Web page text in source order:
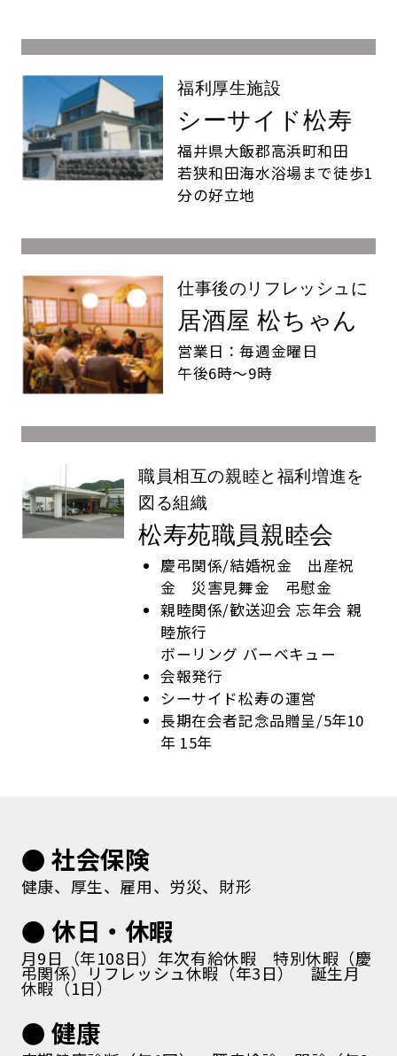
福利厚生施設
シーサイド松寿
福井県大飯郡高浜町和田
若狭和田海水浴場まで徒歩1
分の好立地
仕事後のリフレッシュに
居酒屋 松ちゃん
営業日：毎週金曜日
午後6時〜9時
職員相互の親睦と福利増進を
図る組織
松寿苑職員親睦会
慶弔関係/結婚祝金 出産祝
金 災害見舞金 弔慰金
親睦関係/歓送迎会 忘年会 親
睦旅行
ボーリング バーベキュー
会報発行
シーサイド松寿の運営
長期在会者記念品贈呈/5年10
年 15年
● 社会保険
健康、厚生、雇用、労災、財形
● 休日・休暇
月9日（年108日）年次有給休暇 特別休暇（慶
弔関係）リフレッシュ休暇（年3日） 誕生月
休暇（1日）
● 健康